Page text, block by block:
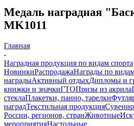
Медаль наградная
MK1011
Главная
-
Наградная продукция по видам спорта
НовинкиРаспродажаНаграды по
наградыАктивный отдыхДипломы и
книжки и значкиГТОПризы из акрила
стеклаПлакетки, панно, тарелки
наградТекстильная продукция
России, регионов, странЖивотные
мероприятияНастольные